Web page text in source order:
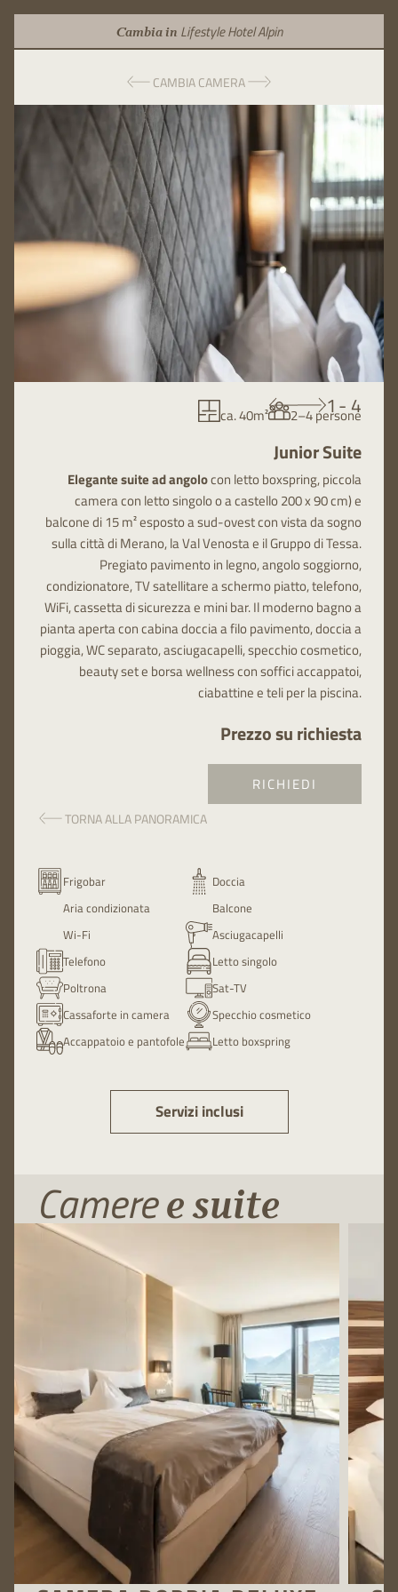
Cambia in Lifestyle Hotel Alpin
TORNA ALLA PANORAMICA
ca. 40m² 2–4 persone
Junior Suite
Elegante suite ad angolocon letto boxspring, piccola
camera con letto singolo o a castello 200 x 90 cm) e
balcone di 15 m² esposto a sud-ovest con vista da sogno
sulla città di Merano, la Val Venosta e il Gruppo di Tessa.
Pregiato pavimento in legno, angolo soggiorno,
condizionatore, TV satellitare a schermo piatto, telefono,
WiFi, cassetta di sicurezza e mini bar. Il moderno bagno a
pianta aperta con cabina doccia a filo pavimento, doccia a
pioggia, WC separato, asciugacapelli, specchio cosmetico,
beauty set e borsa wellness con soffici accappatoi,
ciabattine e teli per la piscina.
Prezzo su richiesta
RICHIEDI
CAMBIA CAMERA
1-4
Frigobar
Doccia
Aria condizionata
Balcone
Wi-Fi
Asciugacapelli
Telefono
Letto singolo
Poltrona
Sat-TV
Cassaforte in camera
Specchio cosmetico
Accappatoio e pantofole
Letto boxspring
Servizi inclusi
Cameree suite